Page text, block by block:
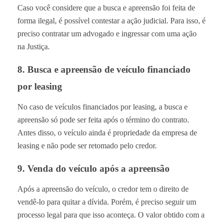
Caso você considere que a busca e apreensão foi feita de
forma ilegal, é possível contestar a ação judicial. Para isso, é
preciso contratar um advogado e ingressar com uma ação
na Justiça.
8. Busca e apreensão de veículo financiado
por leasing
No caso de veículos financiados por leasing, a busca e
apreensão só pode ser feita após o término do contrato.
Antes disso, o veículo ainda é propriedade da empresa de
leasing e não pode ser retomado pelo credor.
9. Venda do veículo após a apreensão
Após a apreensão do veículo, o credor tem o direito de
vendê-lo para quitar a dívida. Porém, é preciso seguir um
processo legal para que isso aconteça. O valor obtido com a